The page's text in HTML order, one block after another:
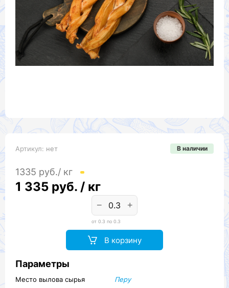
Артикул: нет В наличии
1335 руб./ кг
1 335 руб. / кг
− +
от 0.3 по 0.3
В корзину
Параметры
Место вылова сырья
Перу